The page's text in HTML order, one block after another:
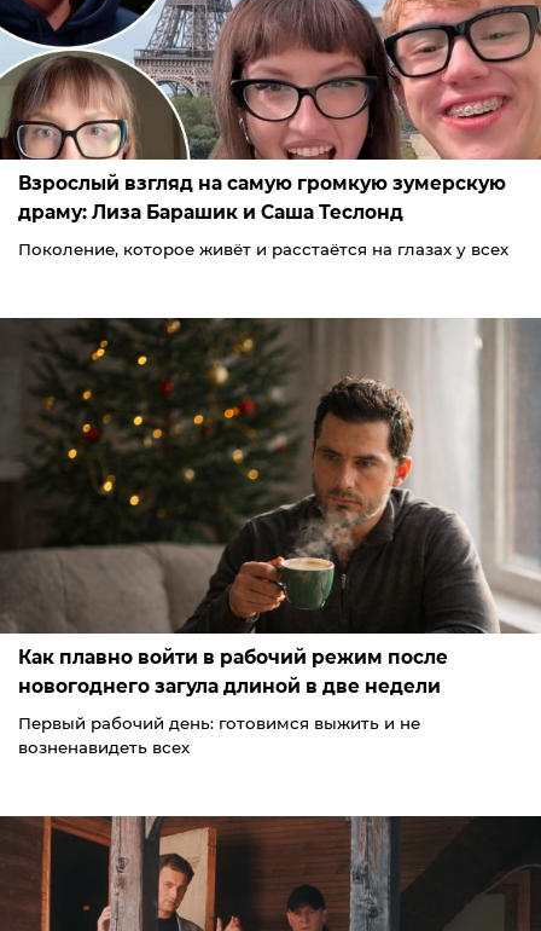
Взрослый взгляд на самую громкую зумерскую
драму: Лиза Барашик и Саша Теслонд
Поколение, которое живёт и расстаётся на глазах у всех
Как плавно войти в рабочий режим после
новогоднего загула длиной в две недели
Первый рабочий день: готовимся выжить и не
возненавидеть всех